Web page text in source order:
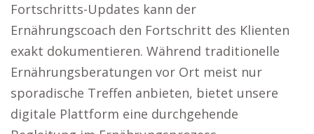
Fortschritts-Updates kann der
Ernährungscoach den Fortschritt des Klienten
exakt dokumentieren. Während traditionelle
Ernährungsberatungen vor Ort meist nur
sporadische Treffen anbieten, bietet unsere
digitale Plattform eine durchgehende